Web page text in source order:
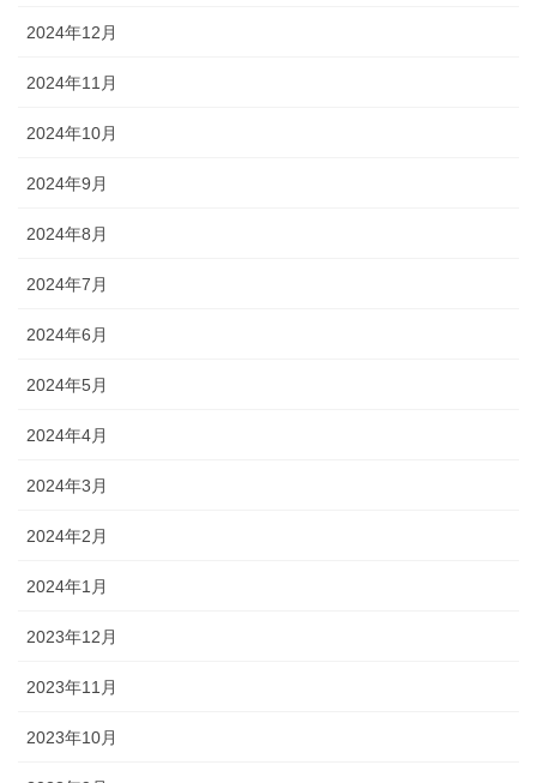
2024年12月
2024年11月
2024年10月
2024年9月
2024年8月
2024年7月
2024年6月
2024年5月
2024年4月
2024年3月
2024年2月
2024年1月
2023年12月
2023年11月
2023年10月